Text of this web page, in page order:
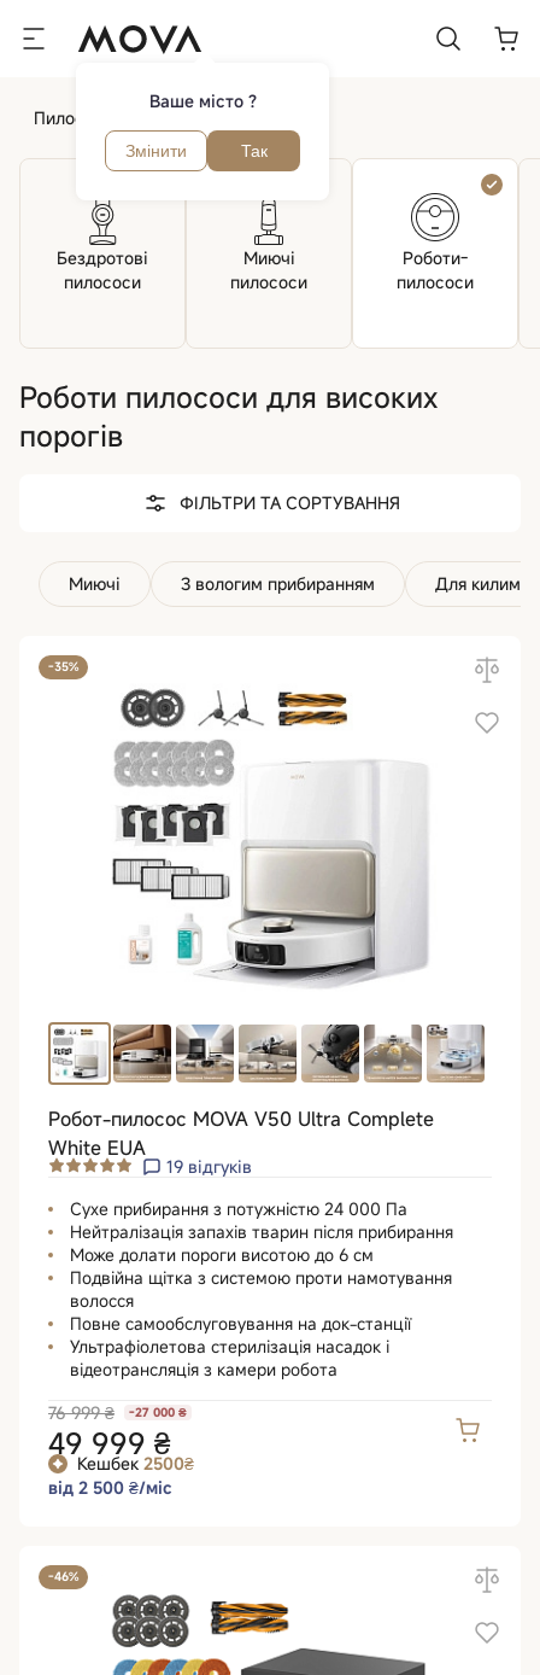
Ваше місто ?
Змінити Так
Пилососи
Бездротові
пилососи
Миючі
пилососи
Роботи-
пилососи
Роботи пилососи для високих
порогів
ФІЛЬТРИ ТА СОРТУВАННЯ
Миючі З вологим прибиранням Для килимів
-35%
Робот-пилосос MOVA V50 Ultra Complete
White EUA
19 відгуків
Сухе прибирання з потужністю 24 000 Па
Нейтралізація запахів тварин після прибирання
Може долати пороги висотою до 6 см
Подвійна щітка з системою проти намотування
волосся
Повне самообслуговування на док-станції
Ультрафіолетова стерилізація насадок і
відеотрансляція з камери робота
76 999 ₴
-27 000 ₴
49 999 ₴
Кешбек 2500₴
від 2 500 ₴/міс
-46%